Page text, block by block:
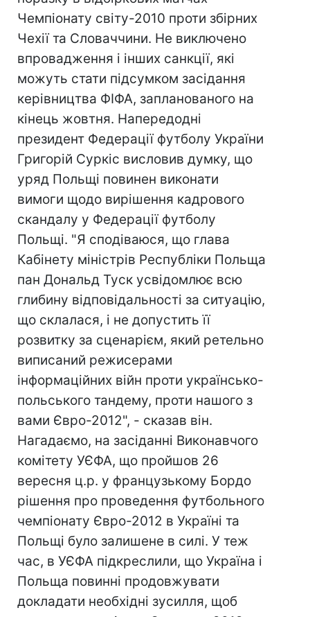
Чемпіонату світу-2010 проти збірних
Чехії та Словаччини. Не виключено
впровадження і інших санкції, які
можуть стати підсумком засідання
керівництва ФІФА, запланованого на
кінець жовтня. Напередодні
президент Федерації футболу України
Григорій Суркіс висловив думку, що
уряд Польщі повинен виконати
вимоги щодо вирішення кадрового
скандалу у Федерації футболу
Польщі. "Я сподіваюся, що глава
Кабінету міністрів Республіки Польща
пан Дональд Туск усвідомлює всю
глибину відповідальності за ситуацію,
що склалася, і не допустить її
розвитку за сценарієм, який ретельно
виписаний режисерами
інформаційних війн проти українсько-
польського тандему, проти нашого з
вами Євро-2012", - сказав він.
Нагадаємо, на засіданні Виконавчого
комітету УЄФА, що пройшов 26
вересня ц.р. у французькому Бордо
рішення про проведення футбольного
чемпіонату Євро-2012 в Україні та
Польщі було залишене в силі. У теж
час, в УЄФА підкреслили, що Україна і
Польща повинні продовжувати
докладати необхідні зусилля, щоб